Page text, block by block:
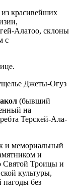
из красивейших
Алатоо, склоны
с
Джеты-Огуз
(бывший
на
Терскей-Ала-
и мемориальный
и
Святой Троицы и
культуры,
пагоды без